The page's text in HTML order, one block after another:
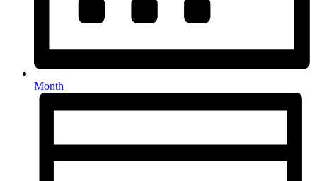
Month